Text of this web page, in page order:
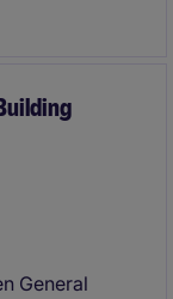
is seeking
General